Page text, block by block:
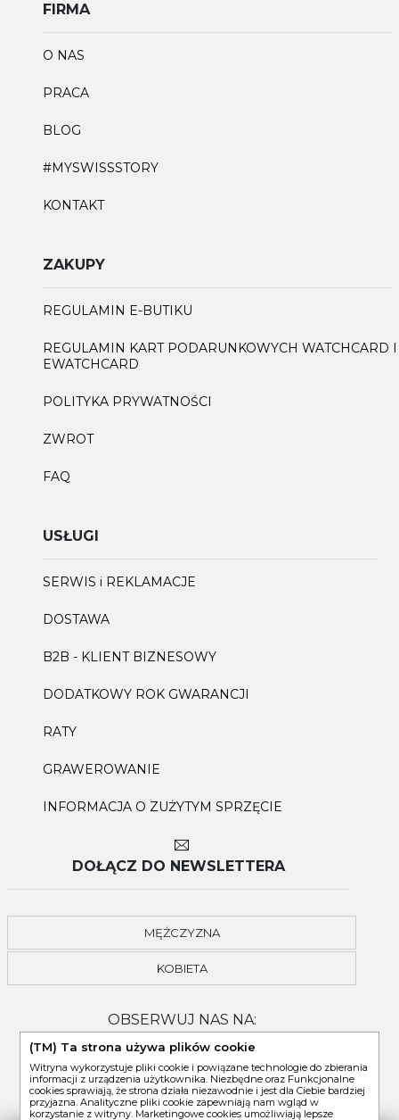
FIRMA
O NAS
PRACA
BLOG
#MYSWISSSTORY
KONTAKT
ZAKUPY
REGULAMIN E-BUTIKU
REGULAMIN KART PODARUNKOWYCH WATCHCARD I
EWATCHCARD
POLITYKA PRYWATNOŚCI
ZWROT
FAQ
USŁUGI
SERWIS i REKLAMACJE
DOSTAWA
B2B - KLIENT BIZNESOWY
DODATKOWY ROK GWARANCJI
RATY
GRAWEROWANIE
INFORMACJA O ZUŻYTYM SPRZĘCIE
DOŁĄCZ DO NEWSLETTERA
MĘŻCZYZNA
KOBIETA
OBSERWUJ NAS NA:
(TM) Ta strona używa plików cookie
Witryna wykorzystuje pliki cookie i powiązane technologie do zbierania
informacji z urządzenia użytkownika. Niezbędne oraz Funkcjonalne
cookies sprawiają, że strona działa niezawodnie i jest dla Ciebie bardziej
przyjazna. Analityczne pliki cookie zapewniają nam wgląd w
korzystanie z witryny. Marketingowe cookies umożliwiają lepsze